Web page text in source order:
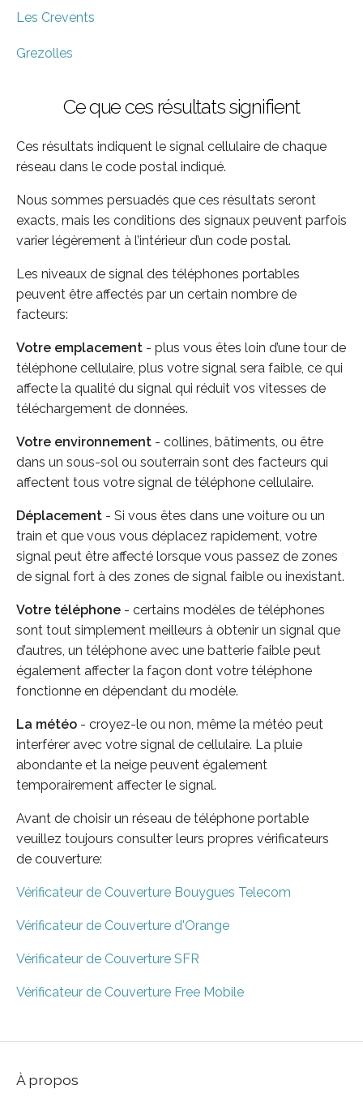
Les Crevents
Grezolles
Ce que ces résultats signifient
Ces résultats indiquent le signal cellulaire de chaque
réseau dans le code postal indiqué.
Nous sommes persuadés que ces résultats seront
exacts, mais les conditions des signaux peuvent parfois
varier légèrement à l’intérieur d’un code postal.
Les niveaux de signal des téléphones portables
peuvent être affectés par un certain nombre de
facteurs:
Votre emplacement - plus vous êtes loin d’une tour de
téléphone cellulaire, plus votre signal sera faible, ce qui
affecte la qualité du signal qui réduit vos vitesses de
téléchargement de données.
Votre environnement - collines, bâtiments, ou être
dans un sous-sol ou souterrain sont des facteurs qui
affectent tous votre signal de téléphone cellulaire.
Déplacement - Si vous êtes dans une voiture ou un
train et que vous vous déplacez rapidement, votre
signal peut être affecté lorsque vous passez de zones
de signal fort à des zones de signal faible ou inexistant.
Votre téléphone - certains modèles de téléphones
sont tout simplement meilleurs à obtenir un signal que
d’autres, un téléphone avec une batterie faible peut
également affecter la façon dont votre téléphone
fonctionne en dépendant du modèle.
La météo - croyez-le ou non, même la météo peut
interférer avec votre signal de cellulaire. La pluie
abondante et la neige peuvent également
temporairement affecter le signal.
Avant de choisir un réseau de téléphone portable
veuillez toujours consulter leurs propres vérificateurs
de couverture:
Vérificateur de Couverture Bouygues Telecom
Vérificateur de Couverture d'Orange
Vérificateur de Couverture SFR
Vérificateur de Couverture Free Mobile
À propos